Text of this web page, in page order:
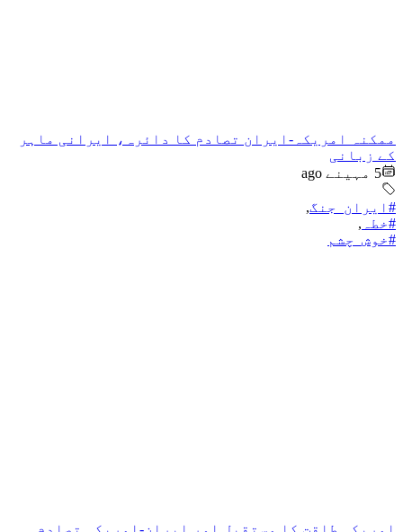
ممکنہ امریکہ-ایران تصادم کا دائرہ، ایرانی ماہر
کے زبانی
5 مہینے ago
#ایران_جنگ,
#خطہ ,
#خوش_چشم
امریکی طاقت کا مستقبل اور ایران-امریکہ تصادم